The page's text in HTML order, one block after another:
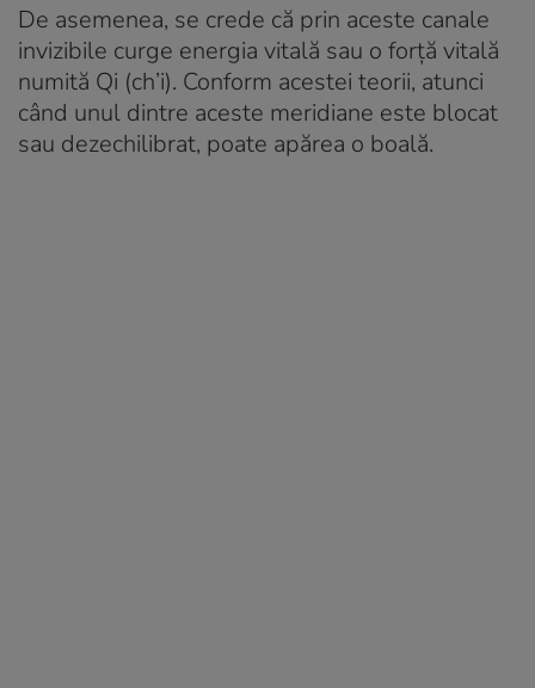
De asemenea, se crede că prin aceste canale
invizibile curge energia vitală sau o forță vitală
numită Qi (ch’i). Conform acestei teorii, atunci
când unul dintre aceste meridiane este blocat
sau dezechilibrat, poate apărea o boală.